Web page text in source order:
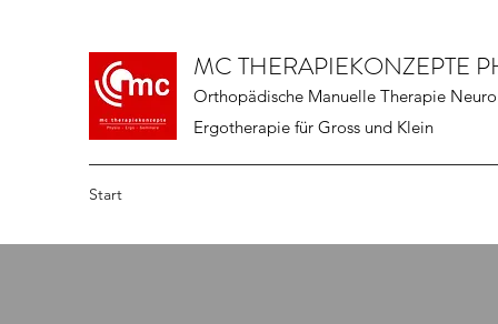
MC THERAPIEKONZEPTE
Orthopädische Manuelle Therapie
Ergotherapie für Gross und Klein
Start